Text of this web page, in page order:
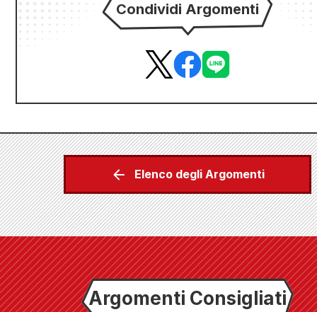
Condividi Argomenti
Elenco degli Argomenti
Argomenti Consigliati